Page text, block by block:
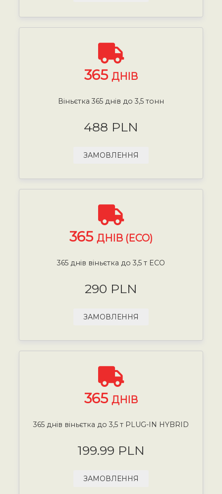
365 ДНІВ
Віньєтка 365 днів до 3,5 тонн
488 PLN
ЗАМОВЛЕННЯ
365 ДНІВ (ECO)
365 днів віньєтка до 3,5 т ECO
290 PLN
ЗАМОВЛЕННЯ
365 ДНІВ
365 днів віньєтка до 3,5 т PLUG-IN HYBRID
199.99 PLN
ЗАМОВЛЕННЯ